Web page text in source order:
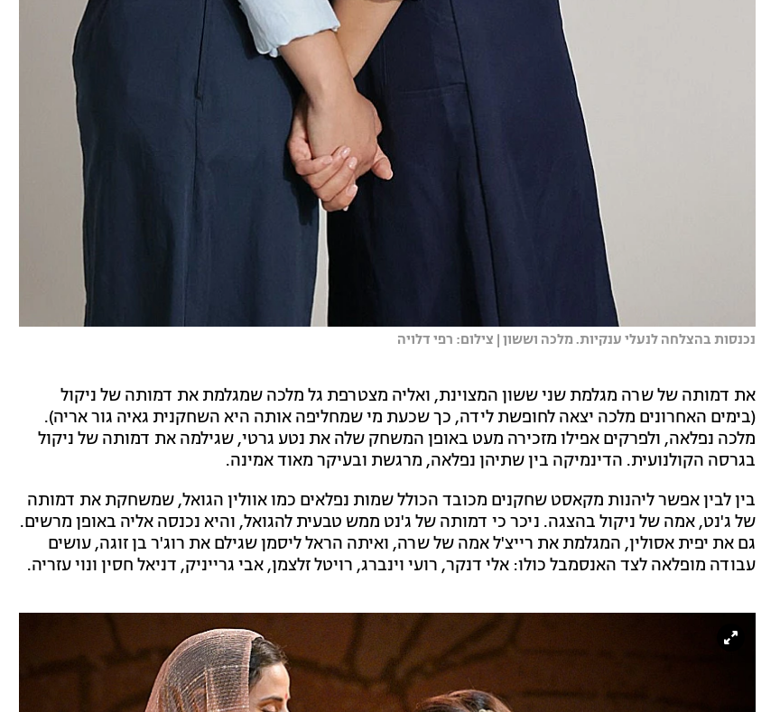
נכנסות בהצלחה לנעלי ענקיות. מלכה וששון | צילום: רפי דלויה
את דמותה של שרה מגלמת שני ששון המצוינת, ואליה מצטרפת גל מלכה שמגלמת את דמותה של ניקול
(בימים האחרונים מלכה יצאה לחופשת לידה, כך שכעת מי שמחליפה אותה היא השחקנית גאיה גור אריה).
מלכה נפלאה, ולפרקים אפילו מזכירה מעט באופן המשחק שלה את נטע גרטי, שגילמה את דמותה של ניקול
בגרסה הקולנועית. הדינמיקה בין שתיהן נפלאה, מרגשת ובעיקר מאוד אמינה.
בין לבין אפשר ליהנות מקאסט שחקנים מכובד הכולל שמות נפלאים כמו אוולין הגואל, שמשחקת את דמותה
של ג'נט, אמה של ניקול בהצגה. ניכר כי דמותה של ג'נט ממש טבעית להגואל, והיא נכנסה אליה באופן מרשים.
גם את יפית אסולין, המגלמת את רייצ'ל אמה של שרה, ואיתה הראל ליסמן שגילם את רוג'ר בן זוגה, עושים
עבודה מופלאה לצד האנסמבל כולו: אלי דנקר, רועי וינברג, רויטל זלצמן, אבי גרייניק, דניאל חסין ונוי עזריה.